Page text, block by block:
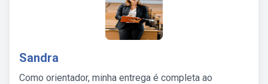
Sandra
Como orientador, minha entrega é completa ao